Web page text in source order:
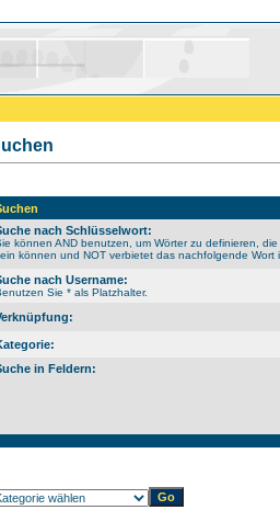
nach Schlüsselwort:
können AND benutzen, um Wörter zu definieren,
können und NOT verbietet das nachfolgende Wort
nach Username:
Sie * als Platzhalter.
in Feldern: